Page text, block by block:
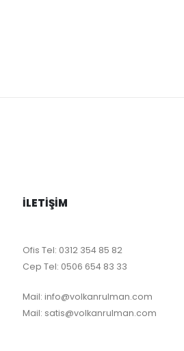
İLETIŞIM
Ofis Tel: 0312 354 85 82
Cep Tel: 0506 654 83 33
Mail: info@volkanrulman.com
Mail: satis@volkanrulman.com